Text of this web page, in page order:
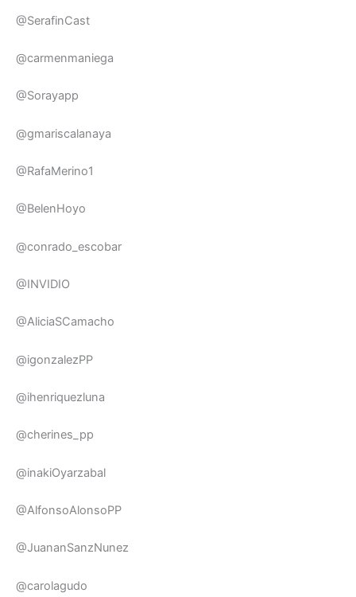
@SerafinCast
@carmenmaniega
@Sorayapp
@gmariscalanaya
@RafaMerino1
@BelenHoyo
@conrado_escobar
@INVIDIO
@AliciaSCamacho
@igonzalezPP
@ihenriquezluna
@cherines_pp
@inakiOyarzabal
@AlfonsoAlonsoPP
@JuananSanzNunez
@carolagudo